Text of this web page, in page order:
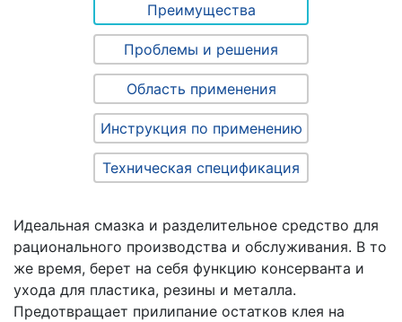
Преимущества
Проблемы и решения
Область применения
Инструкция по применению
Техническая спецификация
Идеальная смазка и разделительное средство для
рационального производства и обслуживания. В то
же время, берет на себя функцию консерванта и
ухода для пластика, резины и металла.
Предотвращает прилипание остатков клея на